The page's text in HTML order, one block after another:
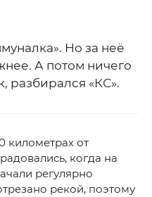
Но за неё
А потом ничего
разбирался «КС».
километрах от
когда на
регулярно
рекой, поэтому